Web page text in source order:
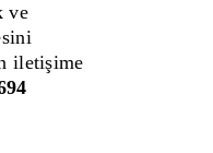
ve
iletişime